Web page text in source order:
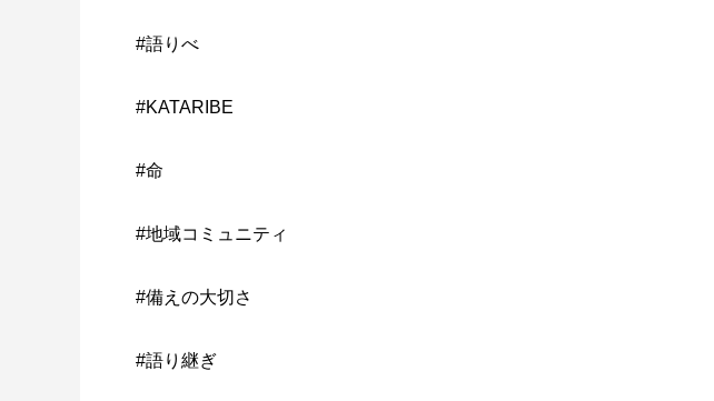
#語りべ
#KATARIBE
#命
#地域コミュニティ
#備えの大切さ
#語り継ぎ